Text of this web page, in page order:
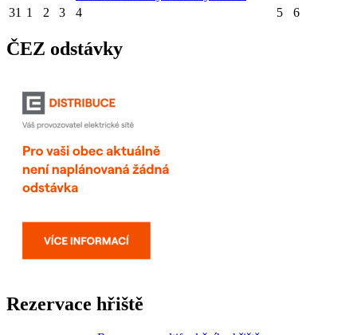
31 1 2 3 4 5 6
ČEZ odstávky
Rezervace hřiště